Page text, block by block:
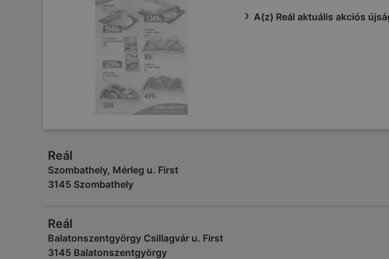
A(z) Reál aktuális akciós
Reál
Szombathely, Mérleg u. First
3145 Szombathely
Reál
Balatonszentgyörgy Csillagvár u. First
3145 Balatonszentgyörgy